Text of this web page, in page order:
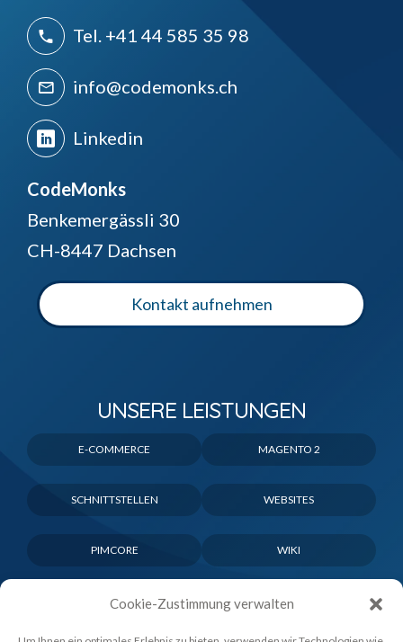
Cookie-Zustimmung verwalten
Tel. +41 44 585 35 98
info@codemonks.ch
Linkedin
CodeMonks
Benkemergässli 30
CH-8447 Dachsen
Kontakt aufnehmen
UNSERE LEISTUNGEN
E-COMMERCE MAGENTO 2
SCHNITTSTELLEN WEBSITES
PIMCORE WIKI